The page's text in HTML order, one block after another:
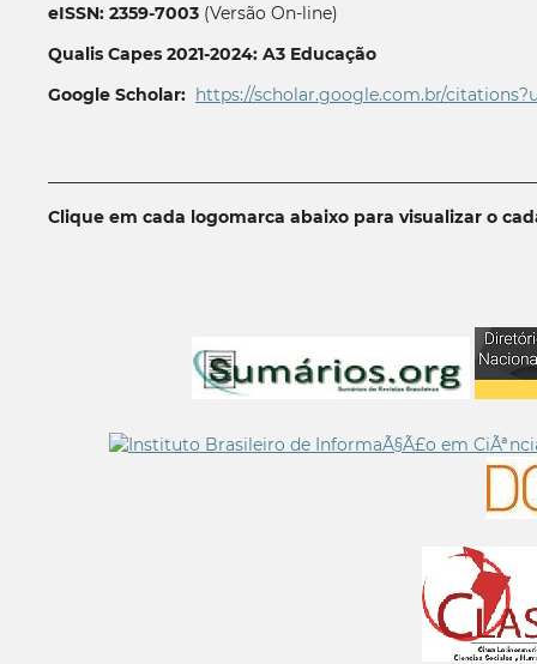
eISSN: 2359-7003(Versão On-line)
Qualis Capes 2021-2024: A3 Educação
Google Scholar: https://scholar.google.com.br/
Clique em cada logomarca abaixo para visualizar o